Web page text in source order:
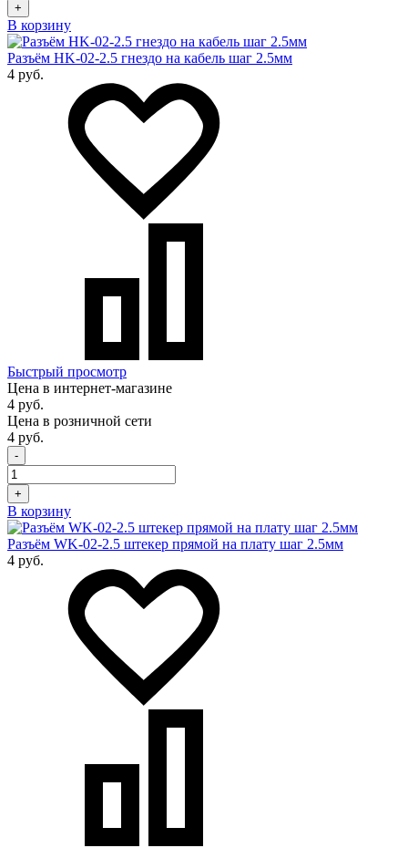
+
В корзину
Разъём HK-02-2.5 гнездо на кабель шаг 2.5мм
4 руб.
Быстрый просмотр
Цена в интернет-магазине
4 руб.
Цена в розничной сети
4 руб.
-
+
В корзину
Разъём WK-02-2.5 штекер прямой на плату шаг 2.5мм
4 руб.